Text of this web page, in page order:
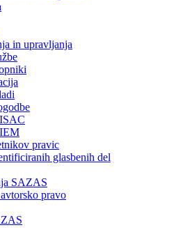
in upravljanja
pravic
glasbenih del
SAZAS
pravo